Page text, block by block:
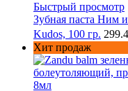
Быстрый просмотр
Зубная паста Ним
Kudos, 100 гр.
Хит продаж